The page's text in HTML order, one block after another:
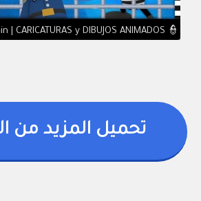
تحميل المزيد من